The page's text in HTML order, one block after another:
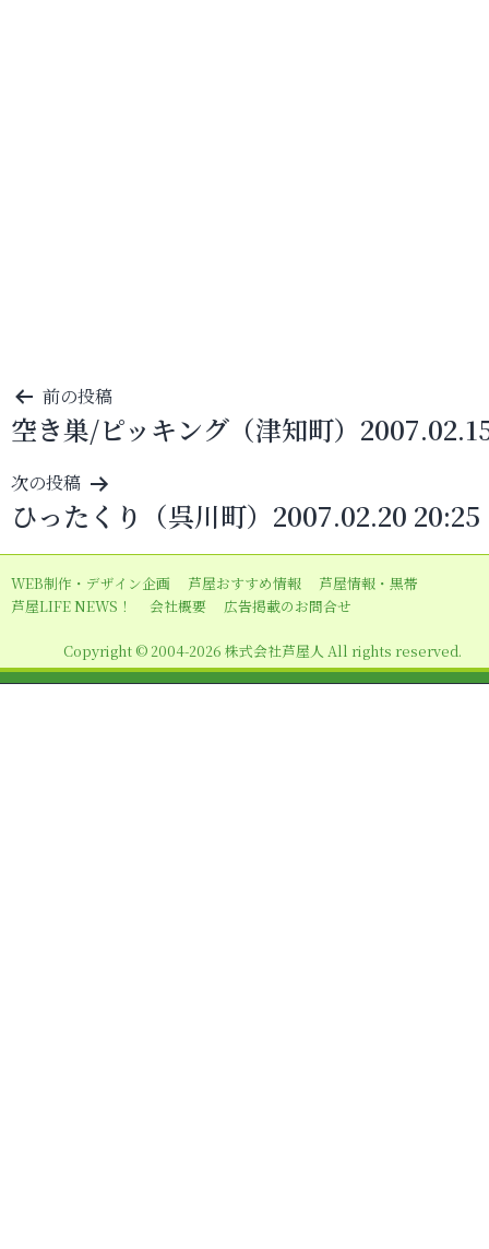
投
稿
ナ
ビ
ゲ
ー
シ
ン
前の投稿
空き巣/ピッキング（津知町）
次の投稿
ひったくり（呉川町）2007.02.20 20:25
WEB制作・デザイン企画 芦屋おすすめ情報
芦屋情報・黒帯
芦屋LIFE NEWS！
会社概要 広告掲載のお問合せ
Copyright © 2004-2026 株式会社芦屋人 All rights reserved.